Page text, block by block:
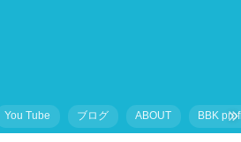
You Tube ブログ ABOUT BBK